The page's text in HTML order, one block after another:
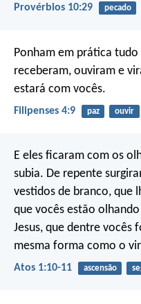
Provérbios 10:29 pecado
Ponham em prática
receberam, ouviram e
estará com vocês.
Filipenses 4:9 paz ouvir
E eles ficaram com os
subia. De repente
vestidos de branco, que
que vocês estão
Jesus, que dentre vocês
mesma forma como o
Atos 1:10-11 ascensão